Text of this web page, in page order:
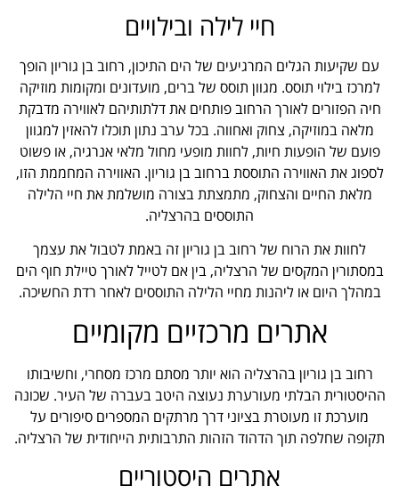
חיי לילה ובילויים
עם שקיעות הגלים המרגיעים של הים התיכון, רחוב בן גוריון הופך
למרכז בילוי תוסס. מגוון תוסס של ברים, מועדונים ומקומות מוזיקה
חיה הפזורים לאורך הרחוב פותחים את דלתותיהם לאווירה מדבקת
מלאה במוזיקה, צחוק ואחווה. בכל ערב נתון תוכלו להאזין למגוון
פועם של הופעות חיות, לחוות מופעי מחול מלאי אנרגיה, או פשוט
לספוג את האווירה התוססת ברחוב בן גוריון. האווירה המחממת הזו,
מלאת החיים והצחוק, מתמצתת בצורה מושלמת את חיי הלילה
התוססים בהרצליה.
לחוות את הרוח של רחוב בן גוריון זה באמת לטבול את עצמך
במסתורין המקסים של הרצליה, בין אם לטייל לאורך טיילת חוף הים
במהלך היום או ליהנות מחיי הלילה התוססים לאחר רדת החשיכה.
אתרים מרכזיים מקומיים
רחוב בן גוריון בהרצליה הוא יותר מסתם מרכז מסחרי, וחשיבותו
ההיסטורית הבלתי מעורערת נעוצה היטב בעברה של העיר. שכונה
מוערכת זו מעוטרת בציוני דרך מרתקים המספרים סיפורים על
תקופה שחלפה תוך הדהוד הזהות התרבותית הייחודית של הרצליה.
אתרים היסטוריים